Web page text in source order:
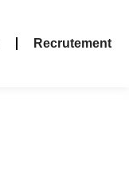
Recrutement